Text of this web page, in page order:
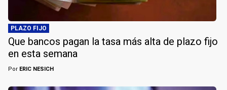
PLAZO FIJO
Que bancos pagan la tasa más alta de plazo fijo
en esta semana
Por ERIC NESICH